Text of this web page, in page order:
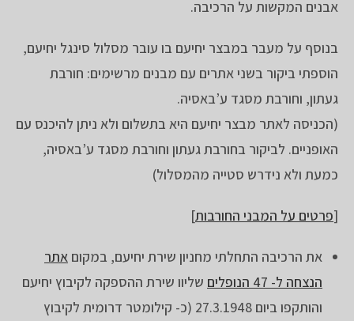
אבנים המקשות על הרכיבה.
בנוסף על מעבר במבצר יחיעם בו עובר מסלול סינגל יחיעם,
הוספתי ביקור בשני אתרים עם מבנים מרשימים: חורבת
געתון, וחורבת מסגד ע’באסיה.
(הכניסה לאתר מבצר יחיעם היא בתשלום ולא ניתן להיכנס עם
האופניים. לביקור בחורבת געתון וחורבת מסגד ע’באסיה,
כמעת ולא נידרש סטייה מהמסלול)
[פרטים על המבני החורבות]
את הרכיבה התחלתי מחניון שירת יחיעם, במקום אתר
הנצחה ל- 47 הנופלים
שליוו שירת ההספקה לקיבוץ יחיעם
והותקפו ביום 27.3.1948 (כ- קילומטר דרומית לקיבוץ